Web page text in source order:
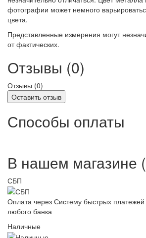
фотографии может немного
цвета.
Представленные измерения могут
от фактических.
Отзывы (0)
Отзывы (0)
Оставить отзыв
Способы оплаты
В нашем магазине
СБП
Оплата через Систему быстрых
любого банка
Наличные